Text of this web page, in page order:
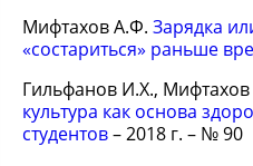
Мифтахов А.Ф. Зарядка
«состариться» раньше
Гильфанов И.Х.,
культура как основа
студентов– 2018 г. – № 90